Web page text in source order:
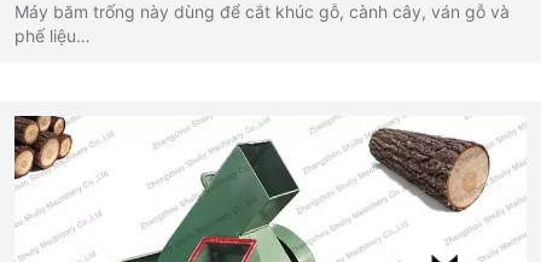
Máy băm trống này dùng để cắt khúc gỗ, cành cây, ván gỗ và
phế liệu…